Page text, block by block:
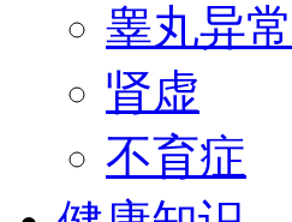
睾丸异常
肾虚
不育症